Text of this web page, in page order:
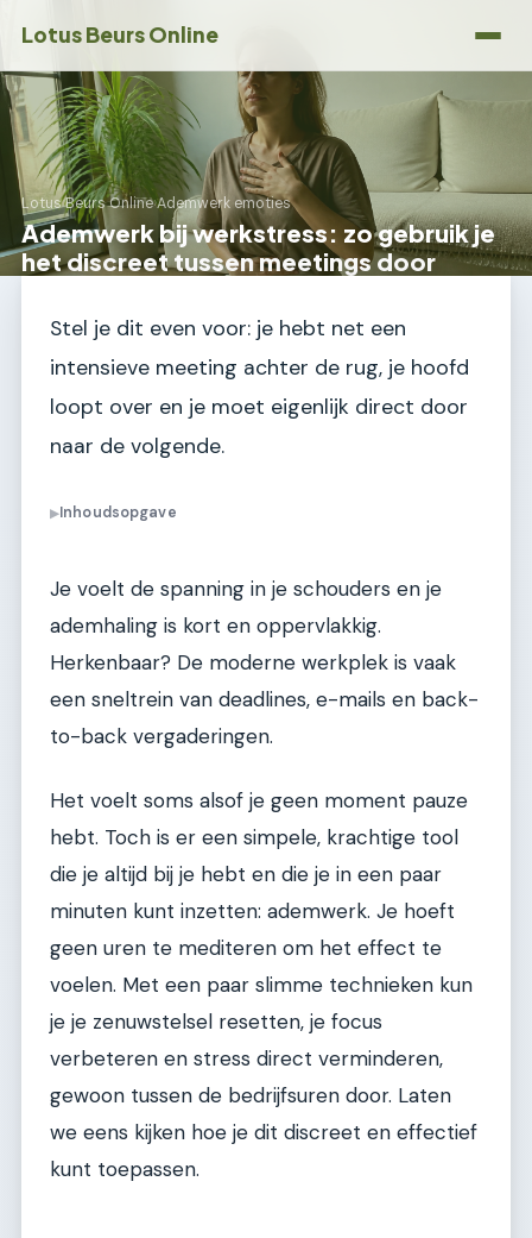
Lotus Beurs Online
Lotus Beurs Online›Ademwerk emoties
Ademwerk bij werkstress: zo gebruik je
het discreet tussen meetings door
Stel je dit even voor: je hebt net een
intensieve meeting achter de rug, je hoofd
loopt over en je moet eigenlijk direct door
naar de volgende.
▶Inhoudsopgave
Je voelt de spanning in je schouders en je
ademhaling is kort en oppervlakkig.
Herkenbaar? De moderne werkplek is vaak
een sneltrein van deadlines, e-mails en back-
to-back vergaderingen.
Het voelt soms alsof je geen moment pauze
hebt. Toch is er een simpele, krachtige tool
die je altijd bij je hebt en die je in een paar
minuten kunt inzetten: ademwerk. Je hoeft
geen uren te mediteren om het effect te
voelen. Met een paar slimme technieken kun
je je zenuwstelsel resetten, je focus
verbeteren en stress direct verminderen,
gewoon tussen de bedrijfsuren door. Laten
we eens kijken hoe je dit discreet en effectief
kunt toepassen.